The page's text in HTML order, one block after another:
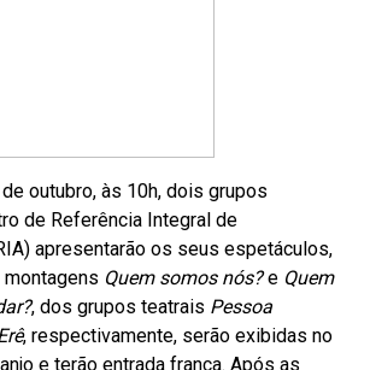
outubro, às 10h, dois grupos
de Referência Integral de
apresentarão os seus espetáculos,
Quem somos nós?e Quem
, dos grupos teatrais Pessoa
, respectivamente, serão exibidas no
e terão entrada franca. Após as